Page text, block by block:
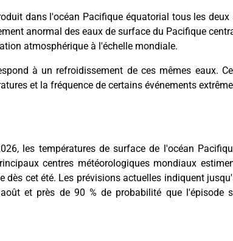
dans l'océan Pacifique équatorial tous les deux
anormal des eaux de surface du Pacifique
atmosphérique à l'échelle mondiale.
à un refroidissement de ces mêmes eaux.
et la fréquence de certains événements
les températures de surface de l'océan
centres météorologiques mondiaux
cet été. Les prévisions actuelles indiquent
et près de 90 % de probabilité que l'épisode